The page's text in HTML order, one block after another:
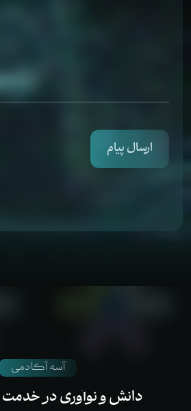
ارسال پیام
آسه آکادمی
دانشونوآوریدرخدمت